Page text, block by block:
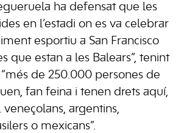
ha defensat que les
en l’estadi on es va celebrar
esportiu a San Francisco
que estan a les Balears”, tenint
de 250.000 persones de
fan feina i tenen drets aquí,
veneçolans, argentins,
o mexicans”.